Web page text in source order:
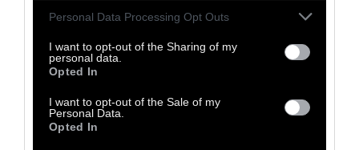
Personal Data Processing Opt Outs
I want to opt-out of the Sharing of my
personal data.
Opted In
I want to opt-out of the Sale of my
Personal Data.
Opted In
Οι ιστότοποι κοινωνικών μέσων ενημέρωσης
πρέπει ήδη να διαγράψουν τέτοιες
αναρτήσεις. Τα μέτρα, που πρέπει να